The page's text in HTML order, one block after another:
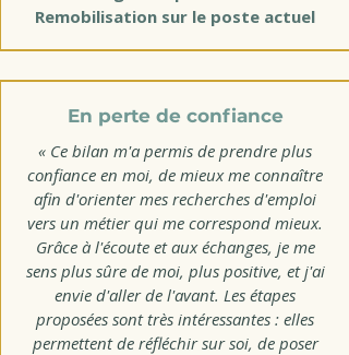
Remobilisation sur le poste actuel
En perte de confiance
« Ce bilan m'a permis de prendre plus
confiance en moi, de mieux me connaître
afin d'orienter mes recherches d'emploi
vers un métier qui me correspond mieux.
Grâce à l'écoute et aux échanges, je me
sens plus sûre de moi, plus positive, et j'ai
envie d'aller de l'avant. Les étapes
proposées sont très intéressantes : elles
permettent de réfléchir sur soi, de poser